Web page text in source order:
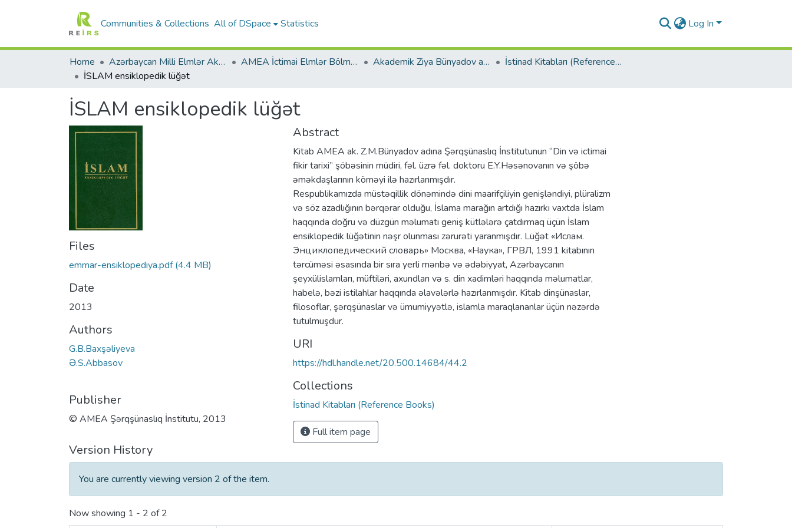
Communities & Collections All of DSpace Statistics Log In
Home Azərbaycan Milli Elmlər Akademiyası AMEA İctimai Elmlər Bölməsi Akademik Ziya Bünyadov adına Şərqşünaslıq İnstitutu
İstinad Kitabları (Reference Books)
İSLAM ensiklopedik lüğət
İSLAM ensiklopedik lüğət
Files
emmar-ensiklopediya.pdf(4.4 MB)
Date
2013
Authors
G.B.Baxşəliyeva
Ə.S.Abbasov
Publisher
© AMEA Şərqşünaslıq İnstitutu, 2013
Abstract
Kitab AMEA ak. Z.M.Bünyadov adına Şərqşünaslıq İnstitutunun “Din və ictimai
fikir tarixi” şöbəsinin müdiri, fəl. üzrə fəl. doktoru E.Y.Həsənovanın və şöbə
əməkdaşlarının köməyi ilə hazırlanmışdır.
Respublikamızda müstəqillik dönəmində dini maarifçiliyin genişləndiyi, plüralizm
və söz azadlığının bərqərar olduğu, İslama marağın artdığı hazırkı vaxtda İslam
haqqında doğru və düzgün məlumatı geniş kütlələrə çatdırmaq üçün İslam
ensiklopedik lüğətinin nəşr olunması zərurəti yaranmışdır. Lüğət «Ислам.
Энциклопедический словарь» Москва, «Наука», ГРВЛ, 1991 kitabının
tərcüməsi əsasında bir sıra yerli mənbə və ədəbiyyat, Azərbaycanın
şeyxülislamları, müftiləri, axundları və s. din xadimləri haqqında məlumatlar,
habelə, bəzi istilahlar haqqında əlavələrlə hazırlanmışdır. Kitab dinşünaslar,
filosoflar, şərqşünaslar və ümumiyyətlə, islamla maraqlananlar üçün nəzərdə
tutulmuşdur.
URI
https://hdl.handle.net/20.500.14684/44.2
Collections
İstinad Kitabları (Reference Books)
Full item page
Version History
You are currently viewing version 2 of the item.
Now showing 1 - 2 of 2